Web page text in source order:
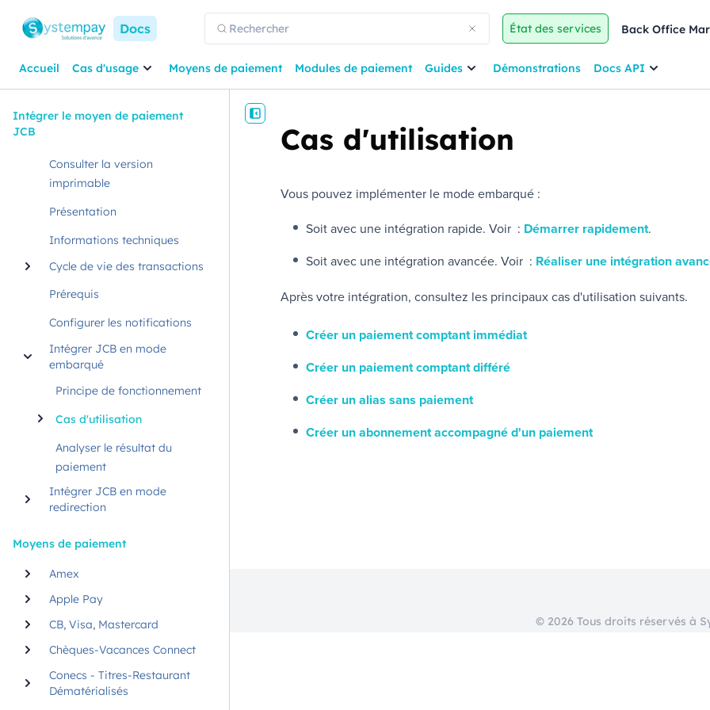
Docs État des services Back Office
Accueil Cas d'usage Moyens de paiement Modules de paiement Guides Démonstrations Docs API
Intégrer le moyen de paiement
JCB
Consulter la version
imprimable
Présentation
Informations techniques
Cycle de vie des transactions
Prérequis
Configurer les notifications
Intégrer JCB en mode
embarqué
Principe de fonctionnement
Cas d'utilisation
Analyser le résultat du
paiement
Intégrer JCB en mode
redirection
Moyens de paiement
Amex
Apple Pay
CB, Visa, Mastercard
Chèques-Vacances Connect
Conecs - Titres-Restaurant
Dématérialisés
Cas d'utilisation
Vous pouvez implémenter le mode embarqué :
Soit avec une intégration rapide. Voir : Démarrer rapidement.
Soit avec une intégration avancée. Voir : Réaliser une intégration
Après votre intégration, consultez les principaux cas d'utilisation suivants.
Créer un paiement comptant immédiat
Créer un paiement comptant différé
Créer un alias sans paiement
Créer un abonnement accompagné d'un paiement
© 2026 Tous droits réservés à